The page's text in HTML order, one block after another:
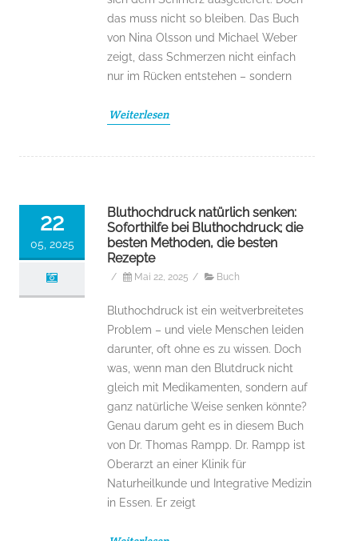
das muss nicht so bleiben. Das Buch
von Nina Olsson und Michael Weber
zeigt, dass Schmerzen nicht einfach
nur im Rücken entstehen – sondern
Weiterlesen
22
05, 2025
Bluthochdruck natürlich senken:
Soforthilfe bei Bluthochdruck; die
besten Methoden, die besten
Rezepte
/ Mai 22, 2025 / Buch
Bluthochdruck ist ein weitverbreitetes
Problem – und viele Menschen leiden
darunter, oft ohne es zu wissen. Doch
was, wenn man den Blutdruck nicht
gleich mit Medikamenten, sondern auf
ganz natürliche Weise senken könnte?
Genau darum geht es in diesem Buch
von Dr. Thomas Rampp. Dr. Rampp ist
Oberarzt an einer Klinik für
Naturheilkunde und Integrative Medizin
in Essen. Er zeigt